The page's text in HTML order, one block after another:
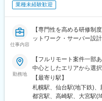
前駅(長野県)、新静岡駅、
崎町駅、オークスカナル
神戸三宮駅(阪神)、姫路
神南駅、辛島町駅、南公
之島駅、なにわ橋駅、甘
駅、久屋大通駅、平沼橋
ター北駅、勾当台公園駅
駅、北１２条駅、あおば
日吉町駅、新浜松駅、名
業種未経験歓迎
仕事内容
【専門性を高める研修制
ットワーク・サーバー設
勤務地
【フルリモート案件一部
中心としたエリアから選
負担など制度も完備！）
リモート業務もあります
良、和歌山、滋賀）■関東
【最寄り駅】
札幌駅、仙台駅(地下鉄)
都宮駅、高崎駅、大宮駅(